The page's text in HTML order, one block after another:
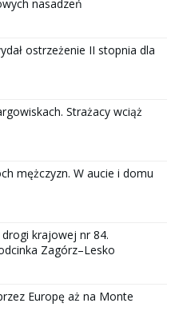
nasadzeń
ostrzeżenie II stopnia dla
Strażacy wciąż
mężczyzn. W aucie i domu
krajowej nr 84.
Zagórz–Lesko
Europę aż na Monte